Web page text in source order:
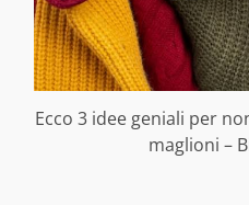
Ecco 3 idee geniali per
maglioni –